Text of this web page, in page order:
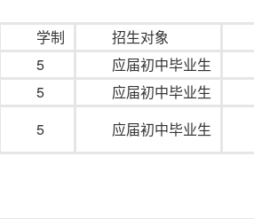
学制 招生对象
5 应届初中毕业生
5 应届初中毕业生
5 应届初中毕业生